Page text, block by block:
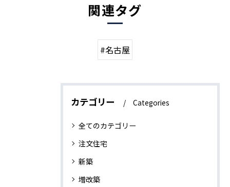
関連タグ
#名古屋
カテゴリー Categories
全てのカテゴリー
注文住宅
新築
増改築